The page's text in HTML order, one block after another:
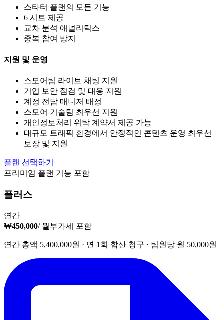
스타터 플랜의 모든 기능 +
6 시트 제공
교차 분석 애널리틱스
중복 참여 방지
지원 및 운영
스모어팀 라이브 채팅 지원
기업 보안 점검 및 대응 지원
계정 전담 매니저 배정
스모어 기술팀 최우선 지원
개인정보처리 위탁 계약서 제공 가능
대규모 트래픽 환경에서 안정적인 콘텐츠 운영 최우선
보장 및 지원
플랜 선택하기
프리미엄 플랜 기능 포함
플러스
연간
₩450,000/ 월부가세 포함
연간 총액 5,400,000원 · 연 1회 합산 청구 · 팀원당 월 50,000원